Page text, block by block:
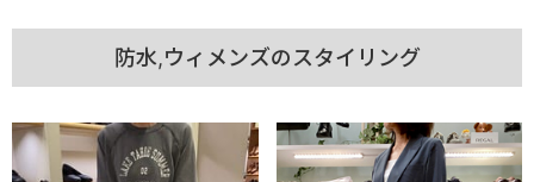
防水,ウィメンズのスタイリング